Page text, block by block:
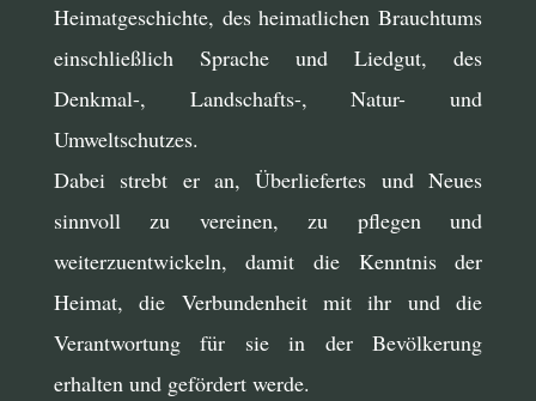
Heimatgeschichte, des heimatlichen Brauchtums
einschließlich Sprache und Liedgut, des
Denkmal-, Landschafts-, Natur- und
Umweltschutzes.
Dabei strebt er an, Überliefertes und Neues
sinnvoll zu vereinen, zu pflegen und
weiterzuentwickeln, damit die Kenntnis der
Heimat, die Verbundenheit mit ihr und die
Verantwortung für sie in der Bevölkerung
erhalten und gefördert werde.